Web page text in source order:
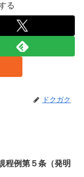
る
ドクガク
程例第５条（発明